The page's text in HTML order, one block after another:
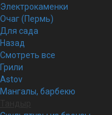
Электрокаменки
Очаг (Пермь)
Для сада
Назад
Смотреть все
Грили
Astov
Мангалы, барбекю